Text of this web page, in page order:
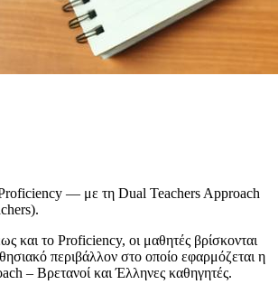
— με τη Dual Teachers Approach
και το Proficiency, οι μαθητές βρίσκονται
περιβάλλον στο οποίο εφαρμόζεται η
– Βρετανοί και Έλληνες καθηγητές.